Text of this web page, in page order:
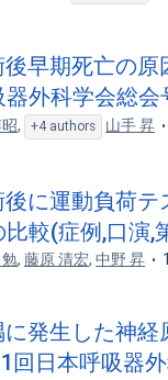
後早期死亡の
器外科学会総会
, +4 authors 山手 昇
後に運動負荷
較(症例,口演,
,藤原 清宏,中野 昇
に発生した神
回日本呼吸器